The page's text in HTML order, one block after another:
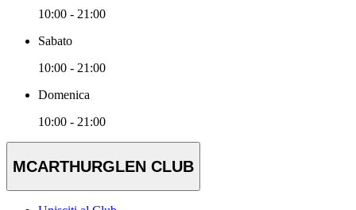
10:00 - 21:00
Sabato
10:00 - 21:00
Domenica
10:00 - 21:00
MCARTHURGLEN CLUB